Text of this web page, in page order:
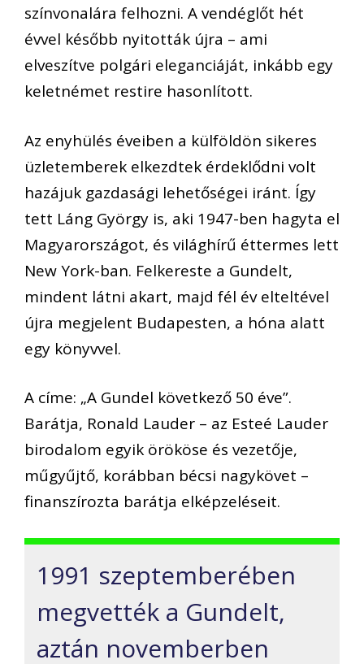
színvonalára felhozni. A vendéglőt hét
évvel később nyitották újra – ami
elveszítve polgári eleganciáját, inkább egy
keletnémet restire hasonlított.
Az enyhülés éveiben a külföldön sikeres
üzletemberek elkezdtek érdeklődni volt
hazájuk gazdasági lehetőségei iránt. Így
tett Láng György is, aki 1947-ben hagyta el
Magyarországot, és világhírű éttermes lett
New York-ban. Felkereste a Gundelt,
mindent látni akart, majd fél év elteltével
újra megjelent Budapesten, a hóna alatt
egy könyvvel.
A címe: „A Gundel következő 50 éve”.
Barátja, Ronald Lauder – az Esteé Lauder
birodalom egyik örököse és vezetője,
műgyűjtő, korábban bécsi nagykövet –
finanszírozta barátja elképzeléseit.
1991 szeptemberében
megvették a Gundelt,
aztán novemberben